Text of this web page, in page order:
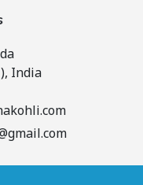
India